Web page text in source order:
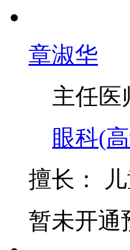
章淑华
主任医
眼科(
擅长：
暂未开通